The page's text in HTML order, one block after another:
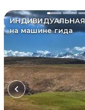
ИНДИВИДУАЛЬНАЯ
на машине гида